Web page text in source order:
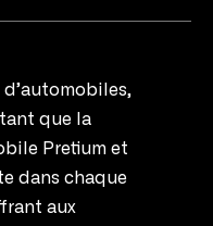
d’automobiles,
que la
Pretium et
dans chaque
aux